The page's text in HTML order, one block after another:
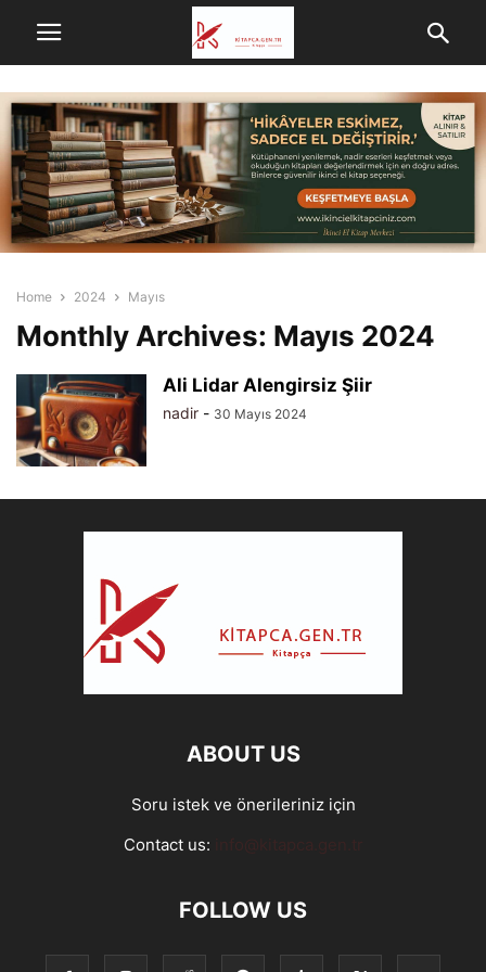
Home 2024 Mayıs
Monthly Archives: Mayıs 2024
Ali Lidar Alengirsiz Şiir
nadir - 30 Mayıs 2024
ABOUT US
Soru istek ve önerileriniz için
Contact us:
info@kitapca.gen.tr
FOLLOW US